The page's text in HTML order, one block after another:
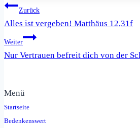
Beitragsnavigation
Zurück
Alles ist vergeben! Matthäus 12,31f
Weiter
Nur Vertrauen befreit dich von der
Menü
Startseite
Bedenkenswert